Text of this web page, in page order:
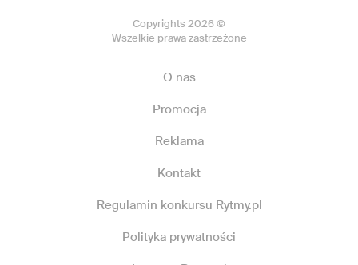
Copyrights 2026 ©
Wszelkie prawa zastrzeżone
O nas
Promocja
Reklama
Kontakt
Regulamin konkursu Rytmy.pl
Polityka prywatności